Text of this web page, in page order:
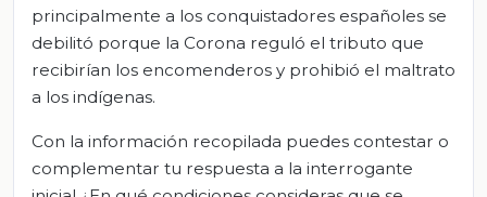
principalmente a los conquistadores españoles se
debilitó porque la Corona reguló el tributo que
recibirían los encomenderos y prohibió el maltrato
a los indígenas.
Con la información recopilada puedes contestar o
complementar tu respuesta a la interrogante